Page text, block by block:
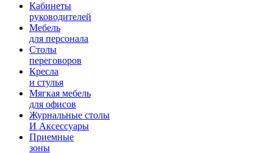
Кабинеты
руководителей
Мебель
для персонала
Столы
переговоров
Кресла
и стулья
Мягкая мебель
для офисов
Журнальные столы
И Аксессуары
Приемные
зоны